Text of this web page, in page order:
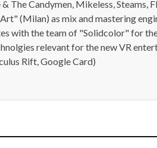
& The Candymen, Mikeless, Steams,
(Milan) as mix and mastering
with the team of "Solidcolor" for
relevant for the new VR
Rift, Google Card)